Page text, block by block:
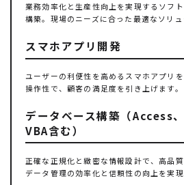
業務効率化と生産性向上を実現するソフ
構築。現場のニーズに合った最適なソリュ
スマホアプリ開発
ユーザーの利便性を高めるスマホアプリ
操作性で、顧客の満足度を引き上げます。
データベース構築（Access
VBA含む）
正確な正規化と緻密な情報設計で、高品質
データ管理の効率化と信頼性の向上を実現